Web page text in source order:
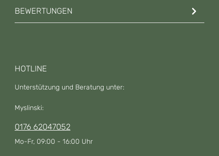
BEWERTUNGEN
HOTLINE
Unterstützung und Beratung unter:
Myslinski:
0176 62047052
Mo-Fr, 09:00 - 16:00 Uhr